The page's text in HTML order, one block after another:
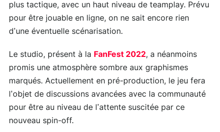
plus tactique, avec un haut niveau de teamplay. Prévu
pour être jouable en ligne, on ne sait encore rien
d’une éventuelle scénarisation.
Le studio, présent à la FanFest 2022, a néanmoins
promis une atmosphère sombre aux graphismes
marqués. Actuellement en pré-production, le jeu fera
l’objet de discussions avancées avec la communauté
pour être au niveau de l’attente suscitée par ce
nouveau spin-off.